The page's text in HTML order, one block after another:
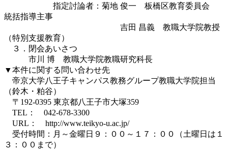
指定討論者：菊地 俊一 板橋区教育委員会
統括指導主事
吉田 昌義 教職大学院教授
（特別支援教育）
３．閉会あいさつ
市川 博 教職大学院教職研究科長
▼本件に関する問い合わせ先
帝京大学八王子キャンパス教務グループ教職大学院担当
（鈴木・粕谷）
〒192-0395 東京都八王子市大塚359
TEL： 042-678-3300
URL： http://www.teikyo-u.ac.jp/
受付時間：月～金曜日９：００～１７：００（土曜日は１
３：００まで）